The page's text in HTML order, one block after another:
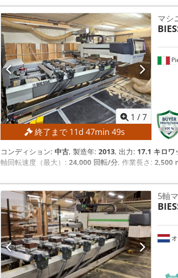
1 /7
終了まで11d47min47s
マシ
コンディション: 中古, 製造年: 2013, 出力: 17.1 キロワ
軸回転速度（最大）: 24,000 回転/分, 作業長さ: 2,500
オ
5軸